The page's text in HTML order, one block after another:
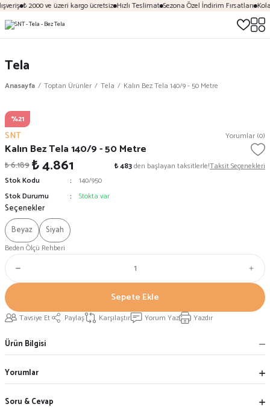
₺ 2000 ve üzeri kargo ücretsiz Hızlı Teslimat Sezona Özel İndirim Fırsatları
Tela
Anasayfa Toptan Ürünler Tela Kalın Bez Tela 140/9 - 50 Metre
%21
SNT Yorumlar (0)
Kalın Bez Tela 140/9 - 50 Metre
₺ 6.189₺ 4.861 ₺ 483den başlayan taksitlerle!Taksit Seçenekleri
Stok Kodu
140/950
Stok Durumu
Stokta var
Seçenekler
Beyaz
Siyah
Beden Ölçü Rehberi
Sepete Ekle
Tavsiye Et Paylaş Karşılaştır Yorum Yaz Yazdır
Ürün Bilgisi
Yorumlar
Soru & Cevap